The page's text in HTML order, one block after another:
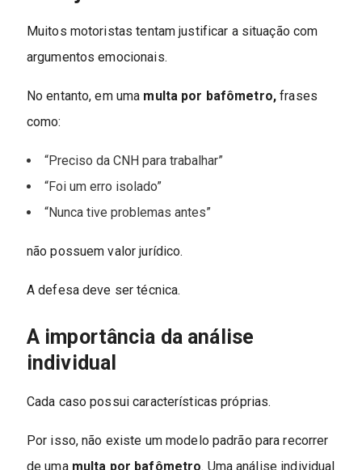
Muitos motoristas tentam justificar a situação com
argumentos emocionais.
No entanto, em uma multa por bafômetro, frases
como:
“Preciso da CNH para trabalhar”
“Foi um erro isolado”
“Nunca tive problemas antes”
não possuem valor jurídico.
A defesa deve ser técnica.
A importância da análise
individual
Cada caso possui características próprias.
Por isso, não existe um modelo padrão para recorrer
de uma multa por bafômetro. Uma análise individual